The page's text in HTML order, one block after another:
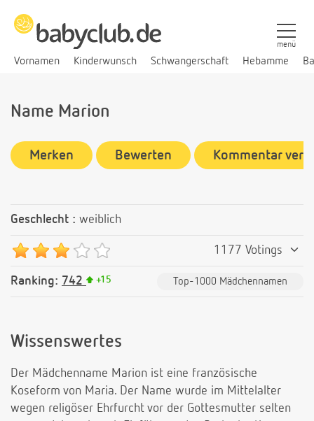
Vornamen Kinderwunsch Schwangerschaft Hebamme
menü
Name Marion
Merken Bewerten Kommentar
Geschlecht : weiblich
1177 Votings
Ranking: 742 +15 Top-1000 Mädchennamen
Wissenswertes
Der Mädchenname Marion ist eine französische
Koseform von Maria. Der Name wurde im Mittelalter
wegen religöser Ehrfurcht vor der Gottesmutter selten